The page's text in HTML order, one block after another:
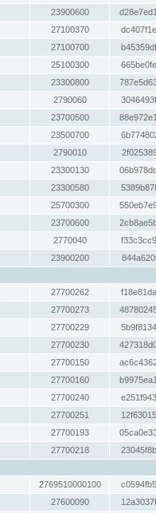
23900600
27100370
27100700
25100300
23300800
2790060
23700500
23500700
2790010
23300130
23300580
25700300
23700600
2770040
23900200
27700262
27700273
27700229
27700230
27700150
27700160
27700240
27700251
27700193
27700218
2769510000100
27600090